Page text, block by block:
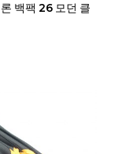
백팩 26 모던 클